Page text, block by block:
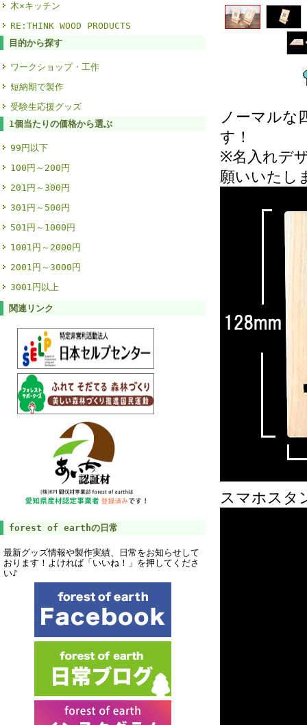
木×キッチン
RE:THINK WOOD PRODUCTS
目的から探す
ワークショップ・工作
短納期で製作
受験生応援グッズ
1個当たりの価格から選ぶ
99円以下
100円～200円
201円～300円
301円～500円
501円～1000円
1001円～2000円
2001円～3000円
3001円以上
関連リンク
forest of earthの日常
最新グッズ情報や製作実績、日常をお知らせして
おります！よければ「いいね！」を押してくださ
い♪
ノーマルな
す！
※名入れデ
願いいたし
スマホスタ